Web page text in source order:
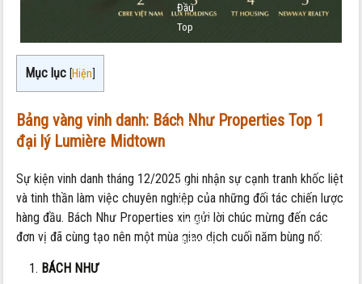
Đầu
Top
5
Sắc
Dự
Án
Lumière
Midtown
Mục lục [Hiện]
Bảng vàng vinh danh: Bách Như Properties Top 1
đại lý Lumière Midtown
Sự kiện vinh danh tháng 12/2025 ghi nhận sự cạnh tranh khốc liệt
và tinh thần làm việc chuyên nghiệp của những đối tác chiến lược
hàng đầu. Bách Như Properties xin gửi lời chúc mừng đến các
đơn vị đã cùng tạo nên một mùa giao dịch cuối năm bùng nổ:
BÁCH NHƯ